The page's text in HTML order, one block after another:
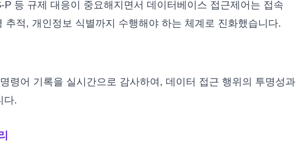
P 등 규제 대응이 중요해지면서 데이터베이스 접근제어는 접속
추적, 개인정보 식별까지 수행해야 하는 체계로 진화했습니다.
령어 기록을 실시간으로 감사하여, 데이터 접근 행위의 투명성과
다.